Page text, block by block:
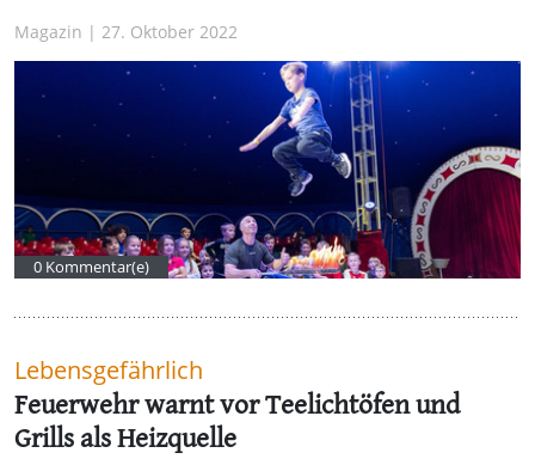
Magazin | 27. Oktober 2022
0 Kommentar(e)
Lebensgefährlich
Feuerwehr warnt vor Teelichtöfen und
Grills als Heizquelle